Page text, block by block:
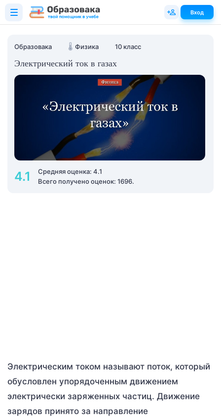
Образовака 🌡️ Физика 10 класс
Электрический ток в газах
4.1
Средняя оценка: 4.1
Всего получено оценок: 1696.
Электрическим током называют поток, который
обусловлен упорядоченным движением
электрически заряженных частиц. Движение
зарядов принято за направление
Вход